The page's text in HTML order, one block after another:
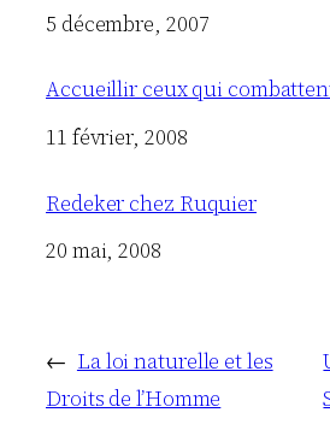
Date
5 décembre, 2007
Accueillir ceux qui
Date
11 février, 2008
Redeker chez Ruquier
Date
20 mai, 2008
← La loi naturelle et les
Droits de l’Homme